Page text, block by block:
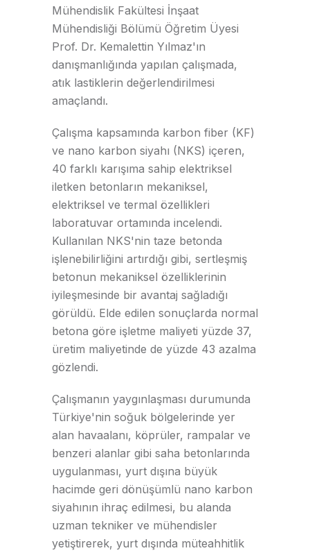
Mühendislik Fakültesi İnşaat
Mühendisliği Bölümü Öğretim Üyesi
Prof. Dr. Kemalettin Yılmaz'ın
danışmanlığında yapılan çalışmada,
atık lastiklerin değerlendirilmesi
amaçlandı.
Çalışma kapsamında karbon fiber (KF)
ve nano karbon siyahı (NKS) içeren,
40 farklı karışıma sahip elektriksel
iletken betonların mekaniksel,
elektriksel ve termal özellikleri
laboratuvar ortamında incelendi.
Kullanılan NKS'nin taze betonda
işlenebilirliğini artırdığı gibi, sertleşmiş
betonun mekaniksel özelliklerinin
iyileşmesinde bir avantaj sağladığı
görüldü. Elde edilen sonuçlarda normal
betona göre işletme maliyeti yüzde 37,
üretim maliyetinde de yüzde 43 azalma
gözlendi.
Çalışmanın yaygınlaşması durumunda
Türkiye'nin soğuk bölgelerinde yer
alan havaalanı, köprüler, rampalar ve
benzeri alanlar gibi saha betonlarında
uygulanması, yurt dışına büyük
hacimde geri dönüşümlü nano karbon
siyahının ihraç edilmesi, bu alanda
uzman tekniker ve mühendisler
yetiştirerek, yurt dışında müteahhitlik